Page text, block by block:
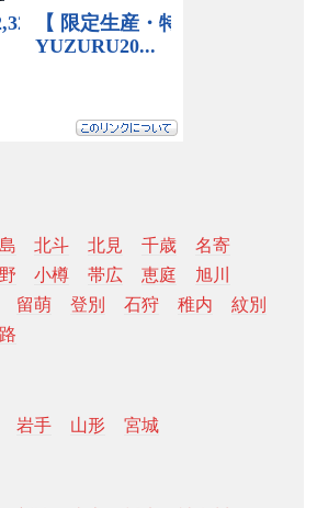
北斗 北見 千歳
名寄
小樽 帯広 恵庭
旭川
留萌 登別 石狩 稚内
紋別
岩手 山形 宮城